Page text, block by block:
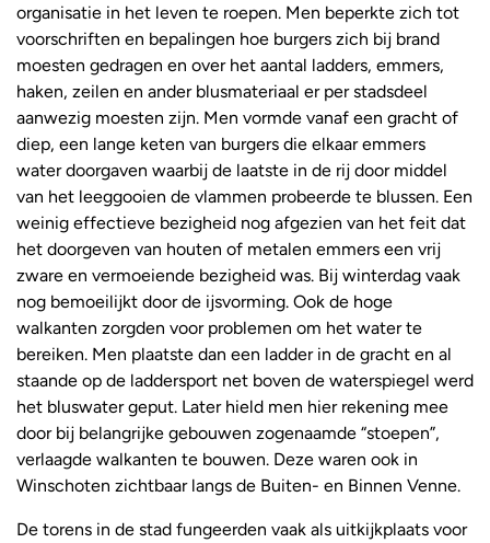
organisatie in het leven te roepen. Men beperkte zich tot
voorschriften en bepalingen hoe burgers zich bij brand
moesten gedragen en over het aantal ladders, emmers,
haken, zeilen en ander blusmateriaal er per stadsdeel
aanwezig moesten zijn. Men vormde vanaf een gracht of
diep, een lange keten van burgers die elkaar emmers
water doorgaven waarbij de laatste in de rij door middel
van het leeggooien de vlammen probeerde te blussen. Een
weinig effectieve bezigheid nog afgezien van het feit dat
het doorgeven van houten of metalen emmers een vrij
zware en vermoeiende bezigheid was. Bij winterdag vaak
nog bemoeilijkt door de ijsvorming. Ook de hoge
walkanten zorgden voor problemen om het water te
bereiken. Men plaatste dan een ladder in de gracht en al
staande op de laddersport net boven de waterspiegel werd
het bluswater geput. Later hield men hier rekening mee
door bij belangrijke gebouwen zogenaamde “stoepen”,
verlaagde walkanten te bouwen. Deze waren ook in
Winschoten zichtbaar langs de Buiten- en Binnen Venne.
De torens in de stad fungeerden vaak als uitkijkplaats voor